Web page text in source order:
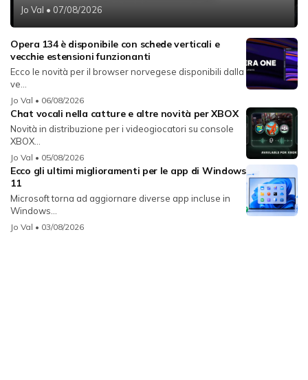
Jo Val • 07/08/2026
Opera 134 è disponibile con schede verticali e
vecchie estensioni funzionanti
Ecco le novità per il browser norvegese disponibili dalla
ve...
Jo Val • 06/08/2026
Chat vocali nella catture e altre novità per XBOX
Novità in distribuzione per i videogiocatori su console
XBOX...
Jo Val • 05/08/2026
Ecco gli ultimi miglioramenti per le app di Windows
11
Microsoft torna ad aggiornare diverse app incluse in
Windows...
Jo Val • 03/08/2026